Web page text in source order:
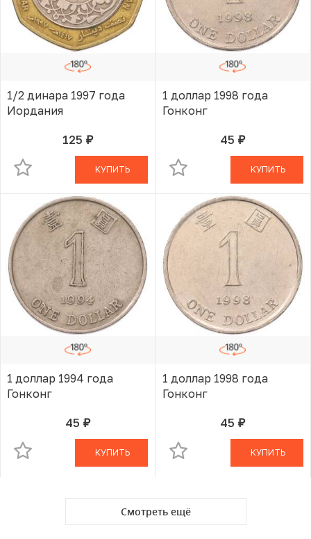
1/2 динара 1997 года
Иордания
125 руб.В КОРЗИНЕ
КУПИТЬ
1 доллар 1998 года
Гонконг
45 руб.В КОРЗИНЕ
КУПИТЬ
1 доллар 1994 года
Гонконг
45 руб.В КОРЗИНЕ
КУПИТЬ
1 доллар 1998 года
Гонконг
45 руб.В КОРЗИНЕ
КУПИТЬ
Смотреть ещё